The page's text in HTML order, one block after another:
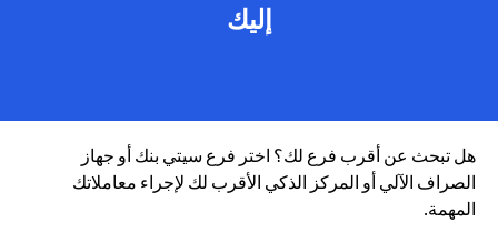
إليك
هل تبحث عن أقرب فرع لك؟ اختر فرع سيتي بنك أو جهاز
الصراف الآلي أو المركز الذكي الأقرب لك لإجراء معاملاتك
المهمة.